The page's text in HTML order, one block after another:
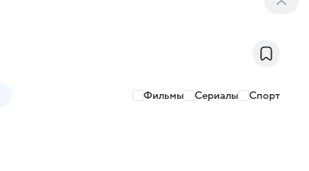
Фильмы Сериалы Спорт